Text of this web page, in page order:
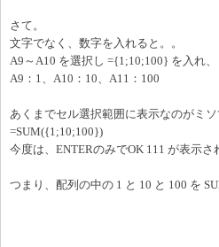
さて。
文字でなく、数字を入れると。。
A9～A10 を選択し ={1;10;100} を入れ、
A9：1、A10：10、A11：100
あくまでセル選択範囲に表示なのがミソ
=SUM({1;10;100})
今度は、ENTERのみでOK 111 が表示さ
つまり、配列の中の 1 と 10 と 100 を